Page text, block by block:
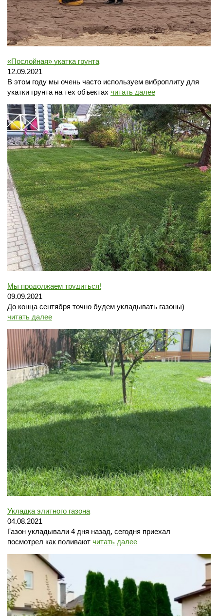
Перезвонить
+7 (495) 181-61-55
«Послойная» укатка грунта
12.09.2021
В этом году мы очень часто используем виброплиту для
укатки грунта на тех объектах читать далее
Мы продолжаем трудиться!
09.09.2021
До конца сентября точно будем укладывать газоны)
читать далее
Укладка элитного газона
04.08.2021
Газон укладывали 4 дня назад, сегодня приехал
посмотрел как поливают читать далее